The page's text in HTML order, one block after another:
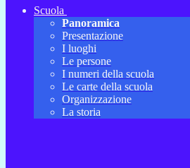
Scuola
Panoramica
Presentazione
I luoghi
Le persone
I numeri della scuola
Le carte della scuola
Organizzazione
La storia